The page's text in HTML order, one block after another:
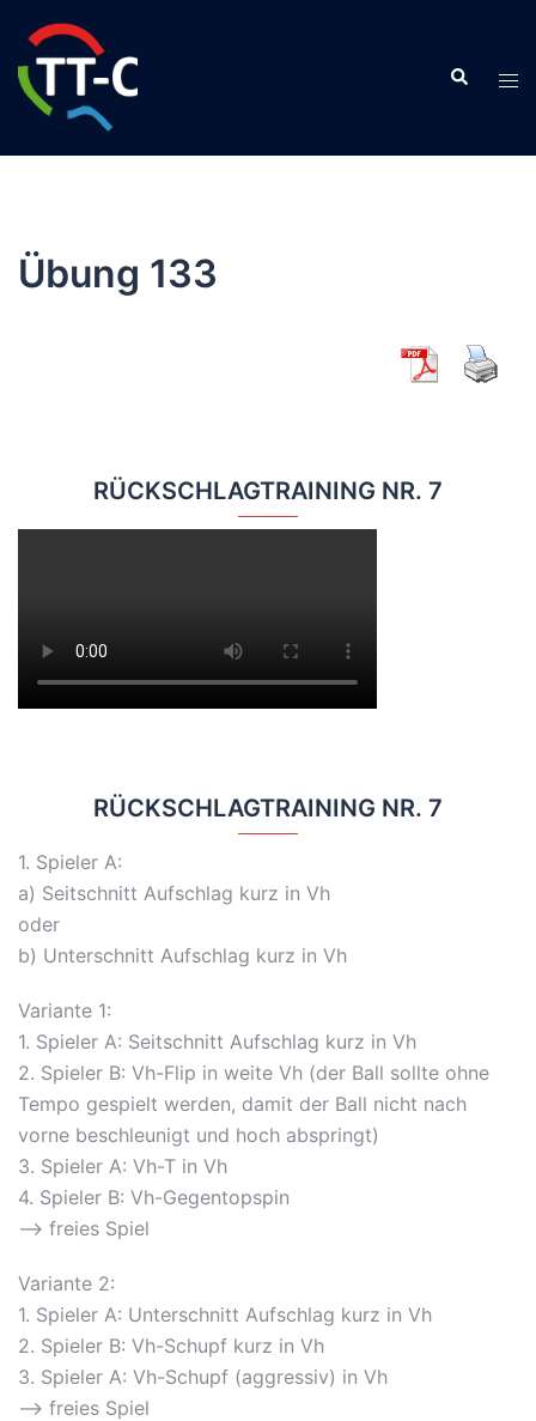
Inhalt
springen
Suche
Übung 133
RÜCKSCHLAGTRAINING NR. 7
RÜCKSCHLAGTRAINING NR. 7
1. Spieler A:
a) Seitschnitt Aufschlag kurz in Vh
oder
b) Unterschnitt Aufschlag kurz in Vh
Variante 1:
1. Spieler A: Seitschnitt Aufschlag kurz in Vh
2. Spieler B: Vh-Flip in weite Vh (der Ball sollte ohne
Tempo gespielt werden, damit der Ball nicht nach
vorne beschleunigt und hoch abspringt)
3. Spieler A: Vh-T in Vh
4. Spieler B: Vh-Gegentopspin
–> freies Spiel
Variante 2:
1. Spieler A: Unterschnitt Aufschlag kurz in Vh
2. Spieler B: Vh-Schupf kurz in Vh
3. Spieler A: Vh-Schupf (aggressiv) in Vh
–> freies Spiel